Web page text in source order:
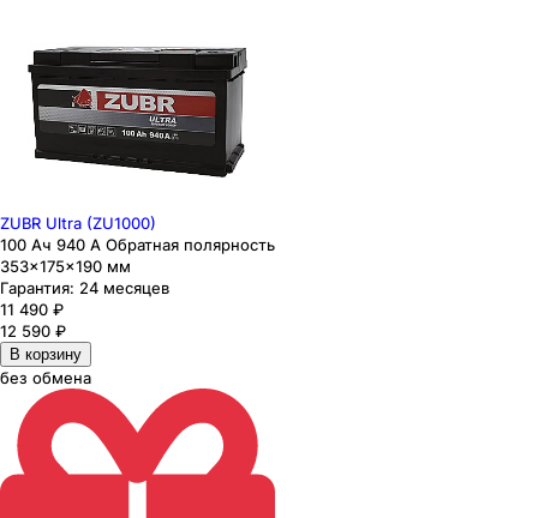
ZUBR Ultra (ZU1000)
100 Ач 940 А Обратная полярность
353×175×190 мм
Гарантия: 24 месяцев
11 490 ₽
12 590 ₽
В корзину
без обмена